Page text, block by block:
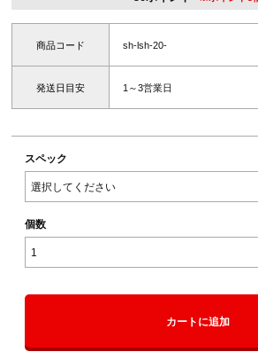
商品コード sh-lsh-20-
発送日目安 1～3営業日
スペック
個数
カートに追加